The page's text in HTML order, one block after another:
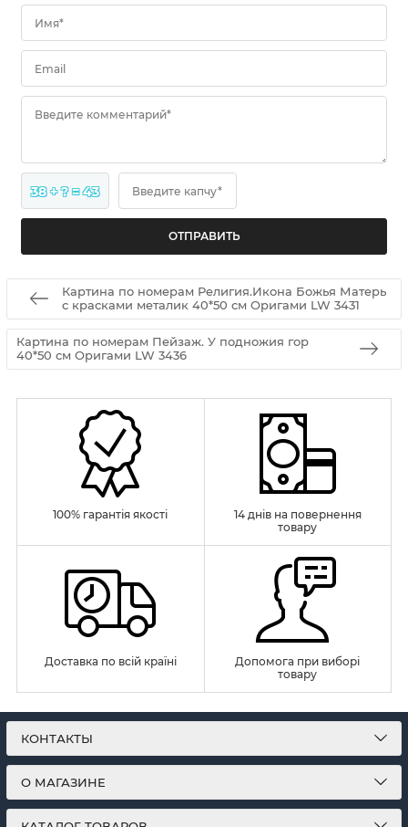
Имя*
Email
Введите комментарий*
38 + ? = 43 Введите капчу*
Картина по номерам Религия.Икона Божья Матерь
с красками металик 40*50 см Оригами LW 3431
Картина по номерам Пейзаж. У подножия гор
40*50 см Оригами LW 3436
100% гарантія якості
14 днів на повернення
товару
Доставка по всій країні
Допомога при виборі
товару
КОНТАКТЫ
О МАГАЗИНЕ